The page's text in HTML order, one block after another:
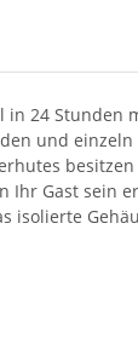
24
und
Gast